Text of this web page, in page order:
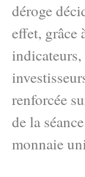
déroge
effet, grâce
indicateurs,
renforcée
de la
monnaie